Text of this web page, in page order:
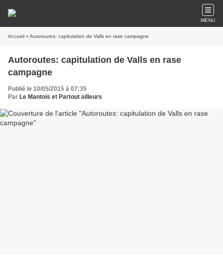
MENU
Accueil » Autoroutes: capitulation de Valls en rase campagne
Autoroutes: capitulation de Valls en rase
campagne
Publié le 10/05/2015 à 07:35
Par Le Mantois et Partout ailleurs